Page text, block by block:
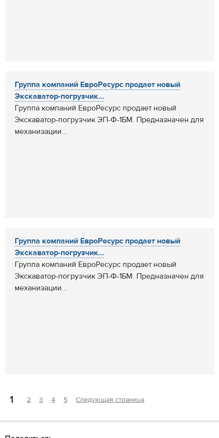
Группа компаний ЕвроРесурс продает новый
Экскаватор-погрузчик...
Группа компаний ЕвроРесурс продает новый
Экскаватор-погрузчик ЭП-Ф-1БМ. Предназначен для
механизации...
Группа компаний ЕвроРесурс продает новый
Экскаватор-погрузчик...
Группа компаний ЕвроРесурс продает новый
Экскаватор-погрузчик ЭП-Ф-1БМ. Предназначен для
механизации...
1 2 3 4 5 Следующая страница